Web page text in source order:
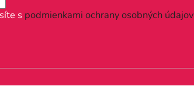
s podmienkami ochrany osobných údajov